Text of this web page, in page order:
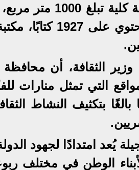
والمحافظ أروقة المكتبة،
استقبال، غرفة حاسب آلي، مكتبة
وزير الثقافة، أن
التي تمثل منارات
بالغًا بتكثيف النشاط
يُعد امتدادًا لجهود
الوطن في مختلف